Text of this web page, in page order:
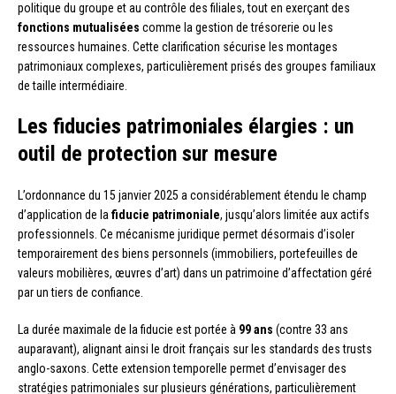
politique du groupe et au contrôle des filiales, tout en exerçant des
fonctions mutualisées comme la gestion de trésorerie ou les
ressources humaines. Cette clarification sécurise les montages
patrimoniaux complexes, particulièrement prisés des groupes familiaux
de taille intermédiaire.
Les fiducies patrimoniales élargies : un
outil de protection sur mesure
L’ordonnance du 15 janvier 2025 a considérablement étendu le champ
d’application de lafiducie patrimoniale, jusqu’alors limitée aux actifs
professionnels. Ce mécanisme juridique permet désormais d’isoler
temporairement des biens personnels (immobiliers, portefeuilles de
valeurs mobilières, œuvres d’art) dans un patrimoine d’affectation géré
par un tiers de confiance.
La durée maximale de la fiducie est portée à 99 ans (contre 33 ans
auparavant), alignant ainsi le droit français sur les standards des trusts
anglo-saxons. Cette extension temporelle permet d’envisager des
stratégies patrimoniales sur plusieurs générations, particulièrement